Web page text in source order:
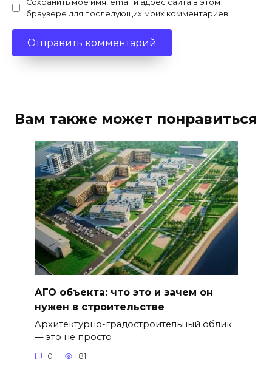
Сохранить моё имя, email и адрес сайта в этом
браузере для последующих моих комментариев.
Вам также может понравиться
АГО объекта: что это и зачем он
нужен в строительстве
Архитектурно-градостроительный облик
— это не просто
0 81